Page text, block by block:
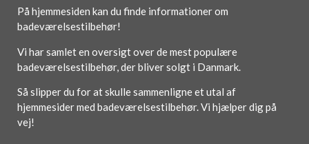
På hjemmesiden kan du finde informationer om
badeværelsestilbehør!
Vi har samlet en oversigt over de mest populære
badeværelsestilbehør, der bliver solgt i Danmark.
Så slipper du for at skulle sammenligne et utal af
hjemmesider med badeværelsestilbehør. Vi hjælper dig på
vej!